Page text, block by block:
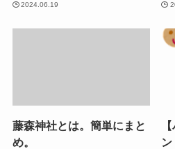
2024.06.19
藤森神社とは。簡単にまと
め。